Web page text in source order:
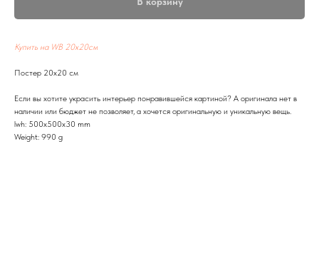
Купить на WB 20х20см
Постер 20х20 см
Если вы хотите украсить интерьер понравившейся картиной? А оригинала нет в
наличии или бюджет не позволяет, а хочется оригинальную и уникальную вещь.
lwh: 500x500x30 mm
Weight: 990 g